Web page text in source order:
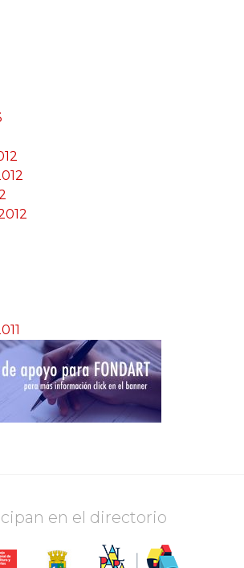
en el directorio